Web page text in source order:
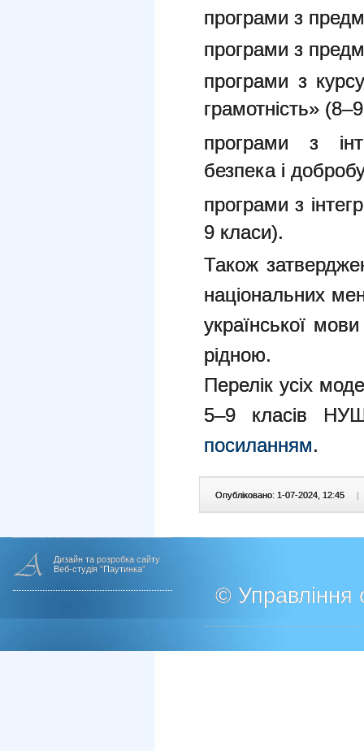
програми з
програми з
програми з
грамотність»
програми з
безпека і
програми з
9 класи).
Також
національних
української
рідною.
Перелік усіх
5–9 класів
посиланням.
Опубліковано: 1-07-2024, 12:45 |
Дизайн та розробка сайту
Веб-студія "Паутинка"
© Управління